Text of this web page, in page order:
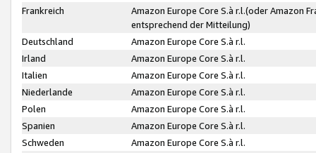
Frankreich
Amazon Europe Core S.à r.l.(oder Amazon
entsprechend der Mitteilung)
Deutschland
Amazon Europe Core S.à r.l.
Irland
Amazon Europe Core S.à r.l.
Italien
Amazon Europe Core S.à r.l.
Niederlande
Amazon Europe Core S.à r.l.
Polen
Amazon Europe Core S.à r.l.
Spanien
Amazon Europe Core S.à r.l.
Schweden
Amazon Europe Core S.à r.l.